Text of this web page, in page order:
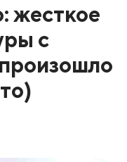
жесткое
с